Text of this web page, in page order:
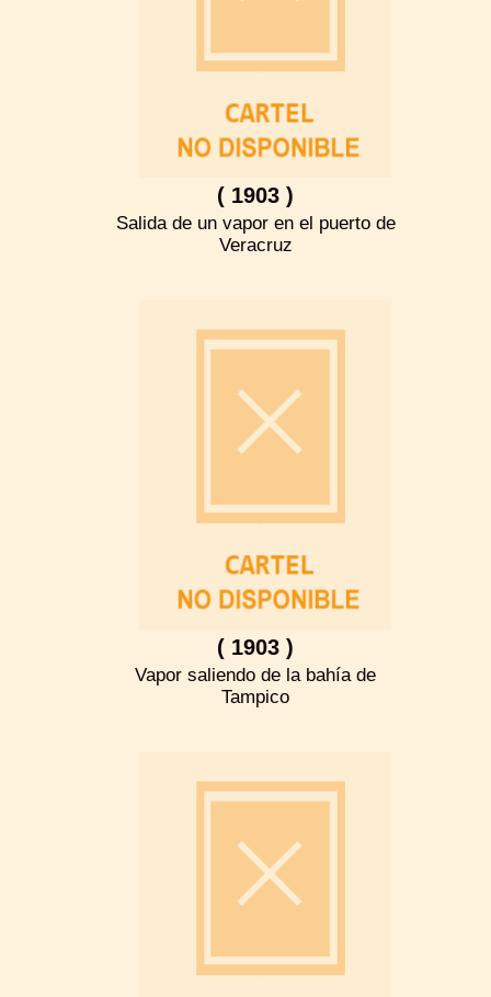
( 1903 )
Salida de un vapor en el puerto de
Veracruz
( 1903 )
Vapor saliendo de la bahía de
Tampico